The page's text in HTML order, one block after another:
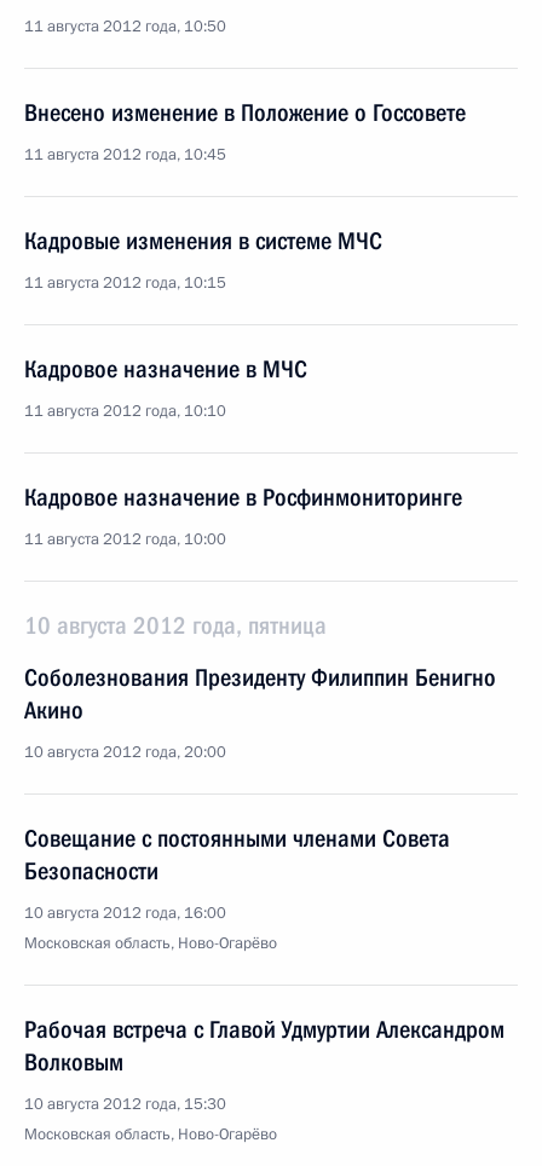
11 августа 2012 года, 10:50
Внесено изменение в Положение о Госсовете
11 августа 2012 года, 10:45
Кадровые изменения в системе МЧС
11 августа 2012 года, 10:15
Кадровое назначение в МЧС
11 августа 2012 года, 10:10
Кадровое назначение в Росфинмониторинге
11 августа 2012 года, 10:00
10 августа 2012 года, пятница
Соболезнования Президенту Филиппин Бенигно
Акино
10 августа 2012 года, 20:00
Совещание с постоянными членами Совета
Безопасности
10 августа 2012 года, 16:00
Московская область, Ново-Огарёво
Рабочая встреча с Главой Удмуртии Александром
Волковым
10 августа 2012 года, 15:30
Московская область, Ново-Огарёво